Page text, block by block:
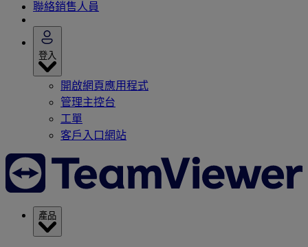
聯絡銷售人員
登入
開啟網頁應用程式
管理主控台
工單
客戶入口網站
產品